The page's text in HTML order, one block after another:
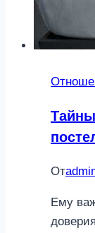
От
Ему